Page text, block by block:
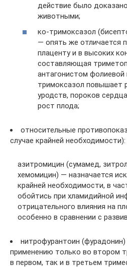
действие было
животными;
ко-тримоксазол
— опять же отличается
плаценту и в высоких
составляющая
антагонистом
тримоксазол повышает
уродств, пороков
рост плода;
относительные
случае крайней необходимости):
азитромицин (сумамед,
хемомицин) — назначается
крайней необходимости, в
обойтись при хламидийной
отрицательного влияния на
особенно в сравнении с
нитрофурантоин
применению только во втором
в первом, так и в третьем